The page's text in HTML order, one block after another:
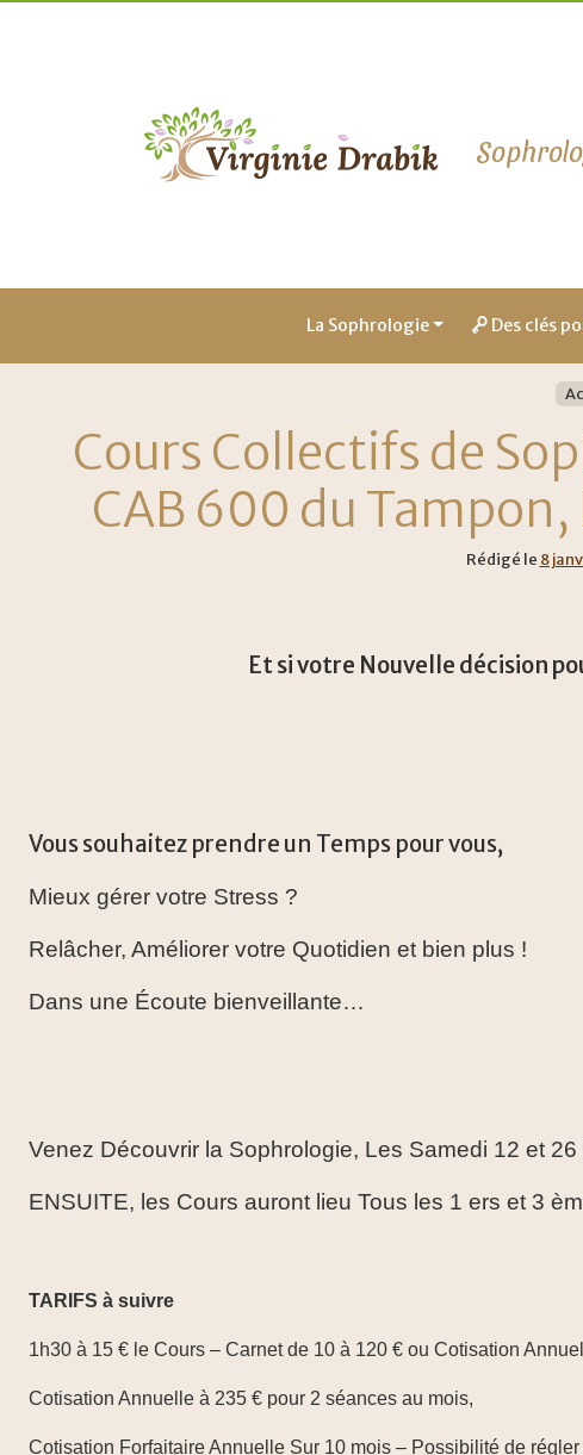
Navigation
La Sophrologie Des clés
Cours Collectifs de
CAB 600 du Tampon,
Rédigé le 8
Et si votre Nouvelle décision
Vous souhaitez prendre un Temps pour vous,
Mieux gérer votre Stress ?
Relâcher, Améliorer votre Quotidien et bien plus !
Dans une Écoute bienveillante…
Venez Découvrir la Sophrologie, Les Samedi 12 et
ENSUITE, les Cours auront lieu Tous les 1 ers et 3
TARIFS à suivre
1h30 à 15 € le Cours – Carnet de 10 à 120 € ou Cotisation
Cotisation Annuelle à 235 € pour 2 séances au mois,
Cotisation Forfaitaire Annuelle Sur 10 mois – Possibilité de régler